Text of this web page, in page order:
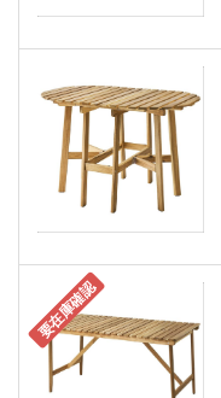
要在庫確認